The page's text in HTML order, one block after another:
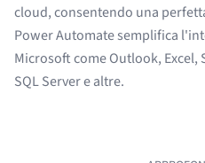
cloud, consentendo una
Power Automate semplifica
Microsoft come Outlook, Excel,
SQL Server e altre.